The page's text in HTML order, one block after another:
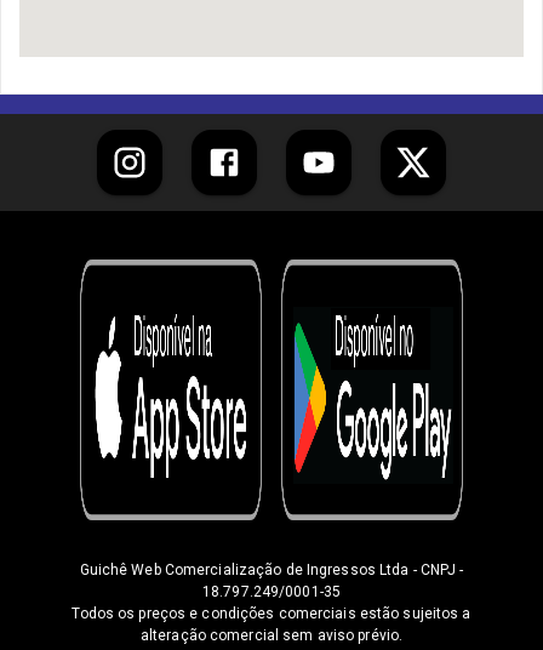
Guichê Web Comercialização de Ingressos Ltda - CNPJ -
18.797.249/0001-35
Todos os preços e condições comerciais estão sujeitos a
alteração comercial sem aviso prévio.